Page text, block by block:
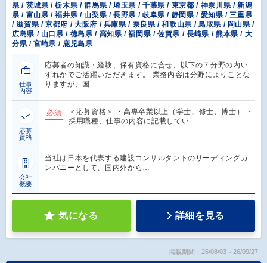
県 / 茨城県 / 栃木県 / 群馬県 / 埼玉県 / 千葉県 / 東京都 / 神奈川県 / 新潟
県 / 富山県 / 福井県 / 山梨県 / 長野県 / 岐阜県 / 静岡県 / 愛知県 / 三重県
/ 滋賀県 / 京都府 / 大阪府 / 兵庫県 / 奈良県 / 和歌山県 / 鳥取県 / 岡山県 /
広島県 / 山口県 / 徳島県 / 高知県 / 福岡県 / 佐賀県 / 長崎県 / 熊本県 / 大
分県 / 宮崎県 / 鹿児島県
仕事
内容
応募者の知識・経験、保有資格に合せ、以下の７分野の内い
ずれかでご活躍いただきます。 業務内容は分野によりことな
りますが、国…
応募
資格
必須
＜応募資格＞ ・高専卒業以上（学士、修士、博士） ・
採用職種、仕事の内容に記載してい…
会社
概要
当社は日本を代表する建設コンサルタントのリーディングカ
ンパニーとして、国内外から…
気になる 詳細を見る
掲載期間：26/08/03～26/09/27